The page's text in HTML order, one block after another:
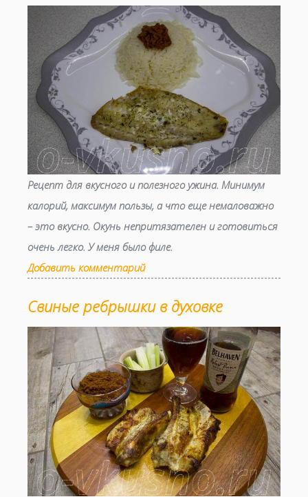
Рецепт для вкусного и полезного ужина. Минимум
калорий, максимум пользы, а что еще немаловажно
– это вкусно. Окунь непритязателен и готовиться
очень легко. У меня было филе.
Добавить комментарий
Свиные ребрышки в духовке